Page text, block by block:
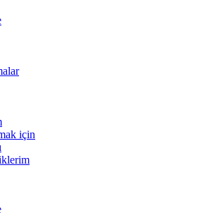
için